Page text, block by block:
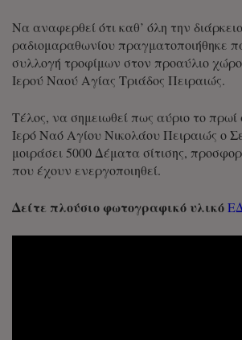
Να αναφερθεί ότι καθ’ όλη την
ραδιομαραθωνίου πραγματοποιήθηκε
συλλογή τροφίμων στον προαύλιο
Ιερού Ναού Αγίας Τριάδος Πειραιώς.
Τέλος, να σημειωθεί πως αύριο το πρωί
Ιερό Ναό Αγίου Νικολάου Πειραιώς ο
μοιράσει 5000 Δέματα σίτισης,
που έχουν ενεργοποιηθεί.
Δείτε πλούσιο φωτογραφικό υλικό